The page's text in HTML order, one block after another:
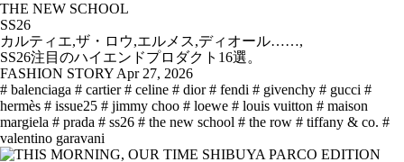
THE NEW SCHOOL
SS26
カルティエ,ザ・ロウ,エルメス,ディオール……,
SS26注目のハイエンドプロダクト16選。
FASHION STORY Apr 27, 2026
# balenciaga # cartier # celine # dior # fendi # givenchy # gucci #
hermès # issue25 # jimmy choo # loewe # louis vuitton # maison
margiela # prada # ss26 # the new school # the row # tiffany & co. #
valentino garavani